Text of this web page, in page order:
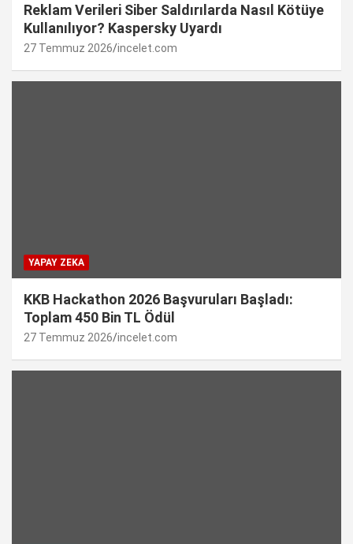
Reklam Verileri Siber Saldırılarda Nasıl Kötüye
Kullanılıyor? Kaspersky Uyardı
27 Temmuz 2026 incelet.com
YAPAY ZEKA
KKB Hackathon 2026 Başvuruları Başladı:
Toplam 450 Bin TL Ödül
27 Temmuz 2026 incelet.com